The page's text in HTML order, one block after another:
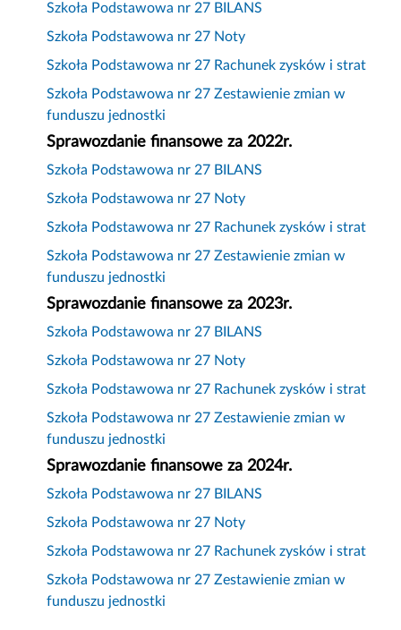
Szkoła Podstawowa nr 27 BILANS
Szkoła Podstawowa nr 27 Noty
Szkoła Podstawowa nr 27 Rachunek zysków i strat
Szkoła Podstawowa nr 27 Zestawienie zmian w
funduszu jednostki
Sprawozdanie finansowe za 2022r.
Szkoła Podstawowa nr 27 BILANS
Szkoła Podstawowa nr 27 Noty
Szkoła Podstawowa nr 27 Rachunek zysków i strat
Szkoła Podstawowa nr 27 Zestawienie zmian w
funduszu jednostki
Sprawozdanie finansowe za 2023r.
Szkoła Podstawowa nr 27 BILANS
Szkoła Podstawowa nr 27 Noty
Szkoła Podstawowa nr 27 Rachunek zysków i strat
Szkoła Podstawowa nr 27 Zestawienie zmian w
funduszu jednostki
Sprawozdanie finansowe za 2024r.
Szkoła Podstawowa nr 27 BILANS
Szkoła Podstawowa nr 27 Noty
Szkoła Podstawowa nr 27 Rachunek zysków i strat
Szkoła Podstawowa nr 27 Zestawienie zmian w
funduszu jednostki